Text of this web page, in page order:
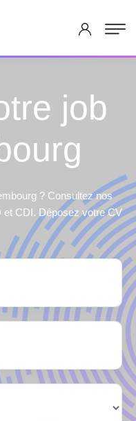
job
? Consultez nos
et CDI. Déposez votre CV